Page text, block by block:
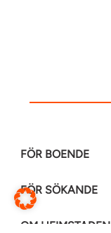
FÖR BOENDE
FÖR SÖKANDE
OM HEIMSTADEN